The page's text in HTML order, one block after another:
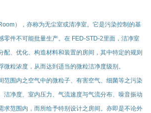
）
，亦称为无尘室或清净室。它是污染控制的基
零件不可能批量生产。在 FED-STD-2里面，洁净室
配、优化、构造材料和装置的房间，其中特定的规则
微粒浓度，从而达到适当的微粒洁净度级别。
围内之空气中的微粒子、有害空气、细菌等之污染
洁净度、室内压力、气流速度与气流分布、噪音振动
求范围内，而所给予特别设计之房间。亦即是不论外